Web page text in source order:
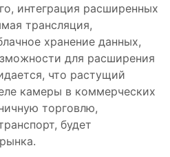
интеграция расширенных
трансляция,
хранение данных,
для расширения
что растущий
камеры в коммерческих
торговлю,
будет